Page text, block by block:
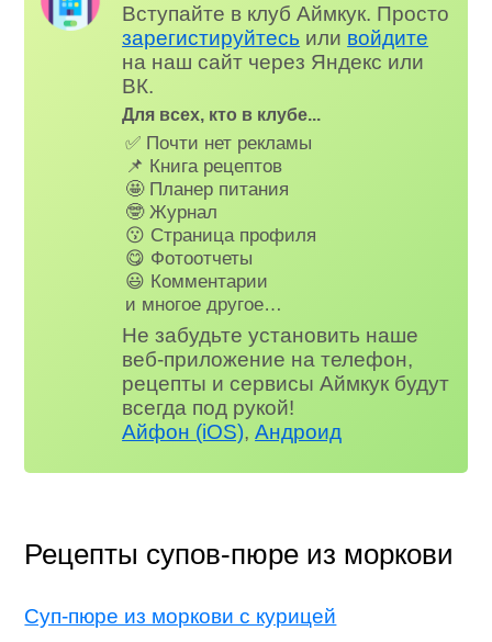
Вступайте в клуб Аймкук. Просто
зарегистируйтесь или войдите
на наш сайт через Яндекс или
ВК.
Для всех, кто в клубе...
✅ Почти нет рекламы
📌 Книга рецептов
🤩 Планер питания
🤓 Журнал
😗 Страница профиля
😋 Фотоотчеты
😃 Комментарии
и многое другое…
Не забудьте установить наше
веб-приложение на телефон,
рецепты и сервисы Аймкук будут
всегда под рукой!
Айфон (iOS),Андроид
Рецепты супов-пюре из моркови
Суп-пюре из моркови с курицей